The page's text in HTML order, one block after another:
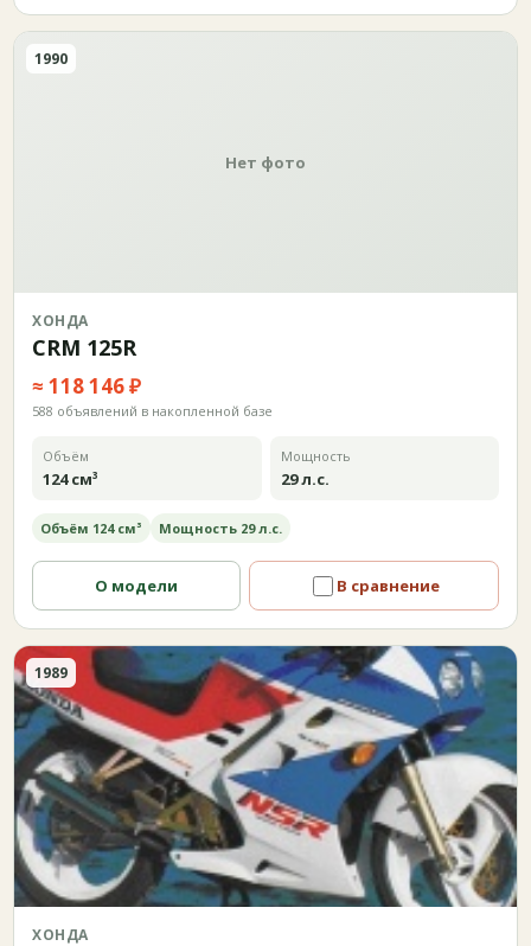
Нет фото
1990
ХОНДА
CRM 125R
≈ 118 146 ₽
588 объявлений в накопленной базе
Объём
124 см³
Мощность
29 л.с.
Объём 124 см³ Мощность 29 л.с.
О модели В сравнение
1989
ХОНДА